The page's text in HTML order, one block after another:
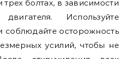
трех болтах, в зависимости
Используйте
осторожность
усилий, чтобы не